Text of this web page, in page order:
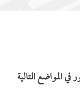
المواضع التالية